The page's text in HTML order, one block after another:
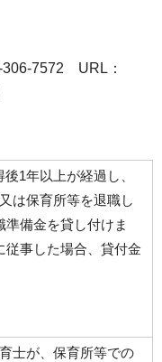
306-7572 URL：
1年以上が経過し、
は保育所等を退職し
備金を貸し付けま
従事した場合、貸付金
士が、保育所等での